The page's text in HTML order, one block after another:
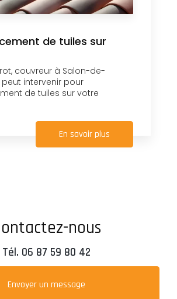
de tuiles sur
couvreur à Salon-de-
peut intervenir pour
de tuiles sur votre
En savoir plus
nous
Tél. 06 87 59 80 42
Envoyer un message